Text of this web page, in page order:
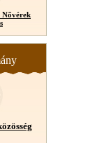
Nővérek